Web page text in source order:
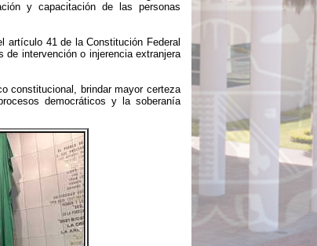
y capacitación de las personas
artículo 41 de la Constitución Federal
intervención o injerencia extranjera
constitucional, brindar mayor certeza
democráticos y la soberanía